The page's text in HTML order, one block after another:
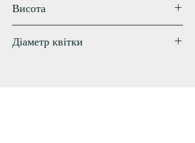
Висота
Діаметр квітки